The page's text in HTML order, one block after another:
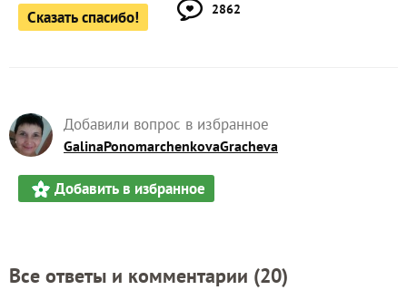
Сказать спасибо! 2862
Добавили вопрос в избранное
GalinaPonomarchenkovaGracheva
Добавить в избранное
Все ответы и комментарии (20)